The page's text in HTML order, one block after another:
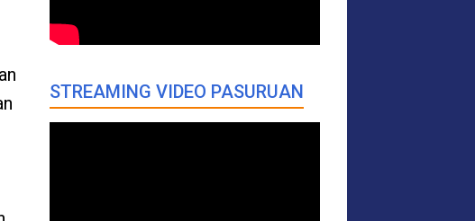
STREAMING VIDEO PASURUAN